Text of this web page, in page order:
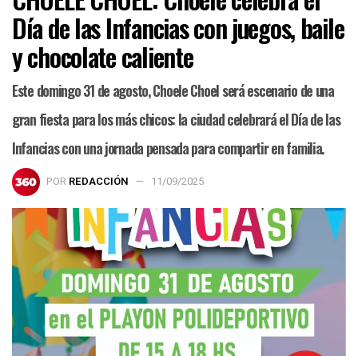
Día de las Infancias con juegos, baile
y chocolate caliente
Este domingo 31 de agosto, Choele Choel será escenario de una
gran fiesta para los más chicos: la ciudad celebrará el Día de las
Infancias con una jornada pensada para compartir en familia.
POR REDACCIÓN 11/09/2025